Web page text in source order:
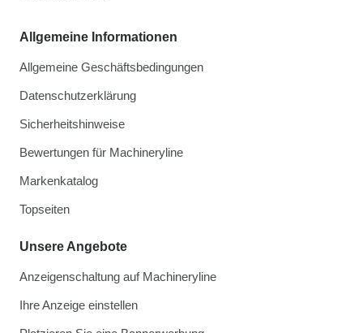
Allgemeine Informationen
Allgemeine Geschäftsbedingungen
Datenschutzerklärung
Sicherheitshinweise
Bewertungen für Machineryline
Markenkatalog
Topseiten
Unsere Angebote
Anzeigenschaltung auf Machineryline
Ihre Anzeige einstellen